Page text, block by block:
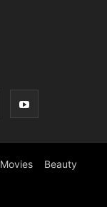
Movies Beauty